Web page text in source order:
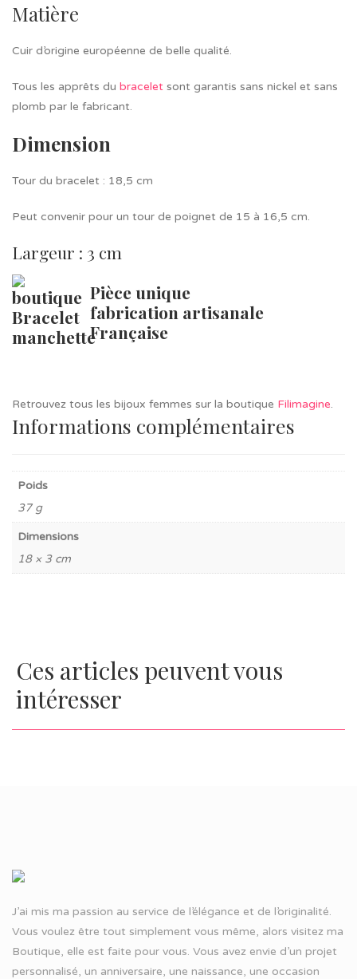
Matière
Cuir d’origine européenne de belle qualité.
Tous les apprêts du bracelet sont garantis sans nickel et sans
plomb par le fabricant.
Dimension
Tour du bracelet : 18,5 cm
Peut convenir pour un tour de poignet de 15 à 16,5 cm.
Largeur : 3 cm
Pièce unique
fabrication artisanale
Française
Retrouvez tous les bijoux femmes sur la boutique Filimagine.
Informations complémentaires
Poids
37 g
Dimensions
18 × 3 cm
Ces articles peuvent vous
intéresser
J’ai mis ma passion au service de l’élégance et de l’originalité.
Vous voulez être tout simplement vous même, alors visitez ma
Boutique, elle est faite pour vous. Vous avez envie d’un projet
personnalisé, un anniversaire, une naissance, une occasion